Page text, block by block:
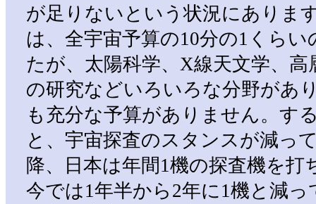
が足りないという状況にありま
は、全宇宙予算の10分の1くら
たが、太陽科学、X線天文学、
の研究などいろいろな分野があ
も充分な予算がありません。す
と、宇宙探査のスタンスが減っ
降、日本は年間1機の探査機を
今では1年半から2年に1機と減